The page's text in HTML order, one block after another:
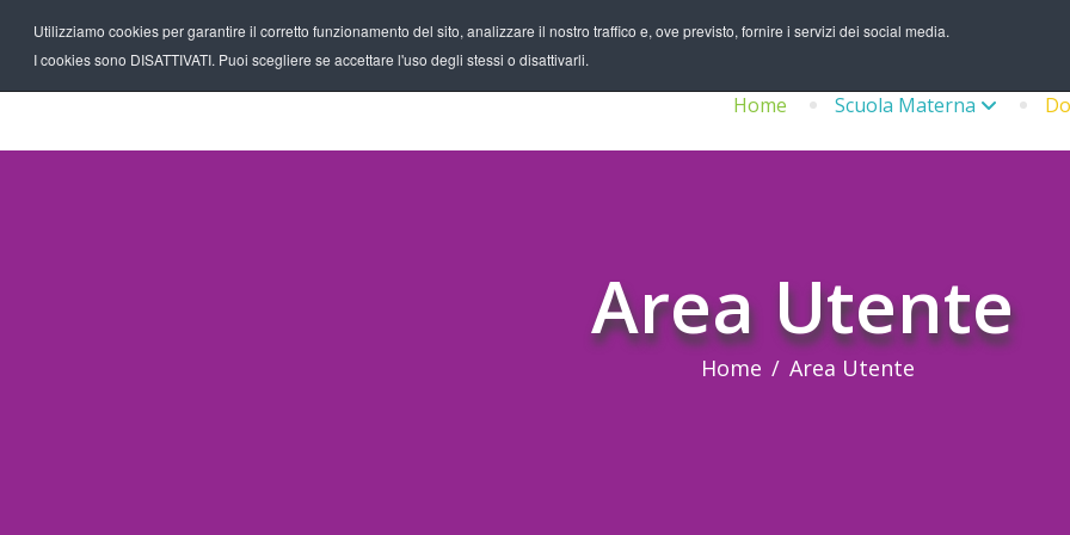
Utilizziamo cookies per garantire il corretto funzionamento del sito, analizzare il nostro traffico e, ove previsto, fornire i servizi dei social media.
I cookies sono DISATTIVATI. Puoi scegliere se accettare l'uso degli stessi o disattivarli.
Home Scuola Materna
Area Utente
Home Area Utente